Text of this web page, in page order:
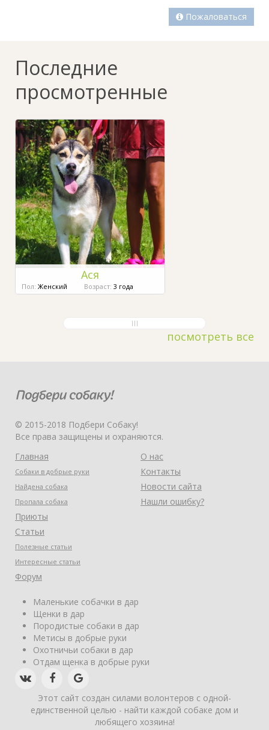
Пожаловаться
Последние
просмотренные
Ася
Пол: Женский Возраст: 3 года
посмотреть все
© 2015-2018 Подбери Собаку!
Все права защищены и охраняются.
Главная
Собаки в добрые руки
Найдена собака
Пропала собака
Приюты
Статьи
Полезные статьи
Интересные статьи
Форум
О нас
Контакты
Новости сайта
Нашли ошибку?
Маленькие собачки в дар
Щенки в дар
Породистые собаки в дар
Метисы в добрые руки
Охотничьи собаки в дар
Отдам щенка в добрые руки
Этот сайт создан силами волонтеров с одной-
единственной целью - найти каждой собаке дом и
любящего хозяина!